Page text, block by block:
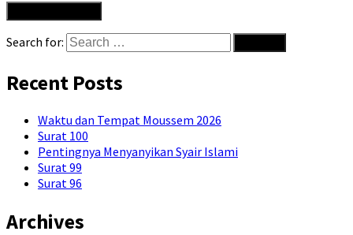
Search for:
Recent Posts
Waktu dan Tempat Moussem 2026
Surat 100
Pentingnya Menyanyikan Syair Islami
Surat 99
Surat 96
Archives